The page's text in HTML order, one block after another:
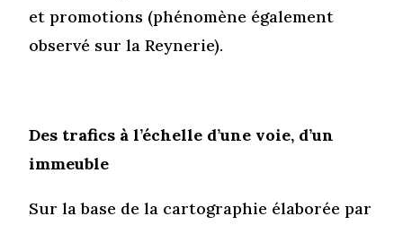
et promotions (phénomène également
observé sur la Reynerie).
Des trafics à l’échelle d’une voie, d’un
immeuble
Sur la base de la cartographie élaborée par